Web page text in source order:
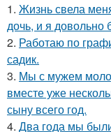
1. Жизнь свела
дочь, и я довольно
2. Работаю по
садик.
3. Мы с мужем
вместе уже
сыну всего год.
4. Два года мы